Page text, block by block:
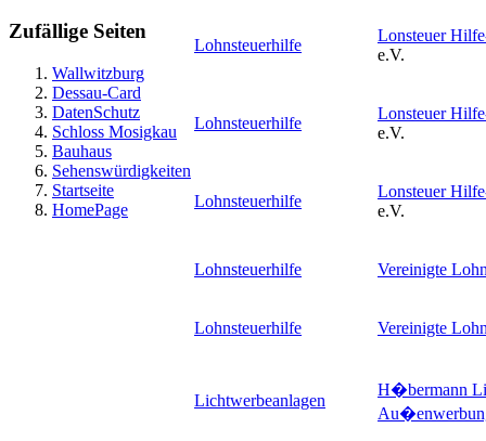
Zufällige Seiten
Wallwitzburg
Dessau-Card
DatenSchutz
Schloss Mosigkau
Bauhaus
Sehenswürdigkeiten
Startseite
HomePage
Lohnsteuerhilfe
Lonsteuer
e.V.
Lohnsteuerhilfe
Lonsteuer
e.V.
Lohnsteuerhilfe
Lonsteuer
e.V.
Lohnsteuerhilfe Vereinigte
Lohnsteuerhilfe Vereinigte
Lichtwerbeanlagen
H�bermann